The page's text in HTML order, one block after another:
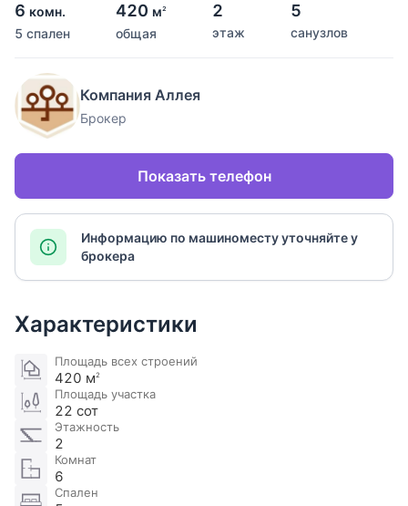
6 комн.
5 спален
420 м2
общая
2
этаж
5
санузлов
Компания Аллея
Брокер
Показать телефон
Информацию по машиноместу уточняйте у
брокера
Характеристики
Площадь всех строений
420 м2
Площадь участка
22 сот
Этажность
2
Комнат
6
Спален